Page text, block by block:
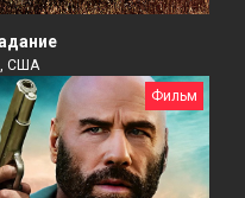
США
Фильм